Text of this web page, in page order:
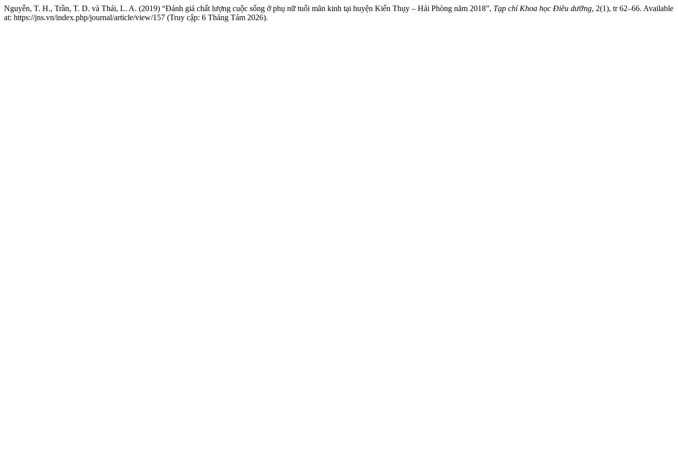
Nguyễn, T. H., Trần, T. D. và Thái, L. A. (2019) “Đánh giá chất lượng cuộc sống ở phụ nữ tuổi mãn kinh tại huyện Kiến Thụy – Hải Phòng năm 2018”, Tạp chí Khoa học Điều dưỡng, 2(1), tr 62–66. Available
at: https://jns.vn/index.php/journal/article/view/157 (Truy cập: 6 Tháng Tám 2026).